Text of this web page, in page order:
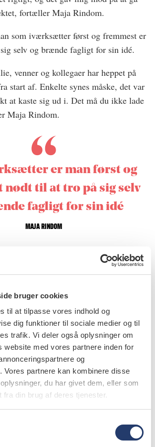
bruger cookies
til at tilpasse vores indhold og
dig funktioner til sociale medier og til
trafik. Vi deler også oplysninger om
website med vores partnere inden for
og
Vores partnere kan kombinere disse
du har givet dem, eller som
fra din brug af deres tjenester.
fortæller Maja Rindom.
som iværksætter først og fremmest er
selv og brænde fagligt for sin idé.
venner og kollegaer har heppet på
start af. Enkelte synes måske, det var
at kaste sig ud i. Det må du ikke lade
Maja Rindom.
er man først og
nødt til at tro på sig selv
fagligt for sin idé
MAJA RINDOM
i, hvor tandlægefaget er på vej hen.
hvor hurtigt hele digitaliseringen går.
gerne kunne høre, at det, jeg får
også er nyt og overraskende for mig. I
der meget gerne være noget helt
kan tage med og bruge på klinikken.
om endodonti med Kenneth Jordy